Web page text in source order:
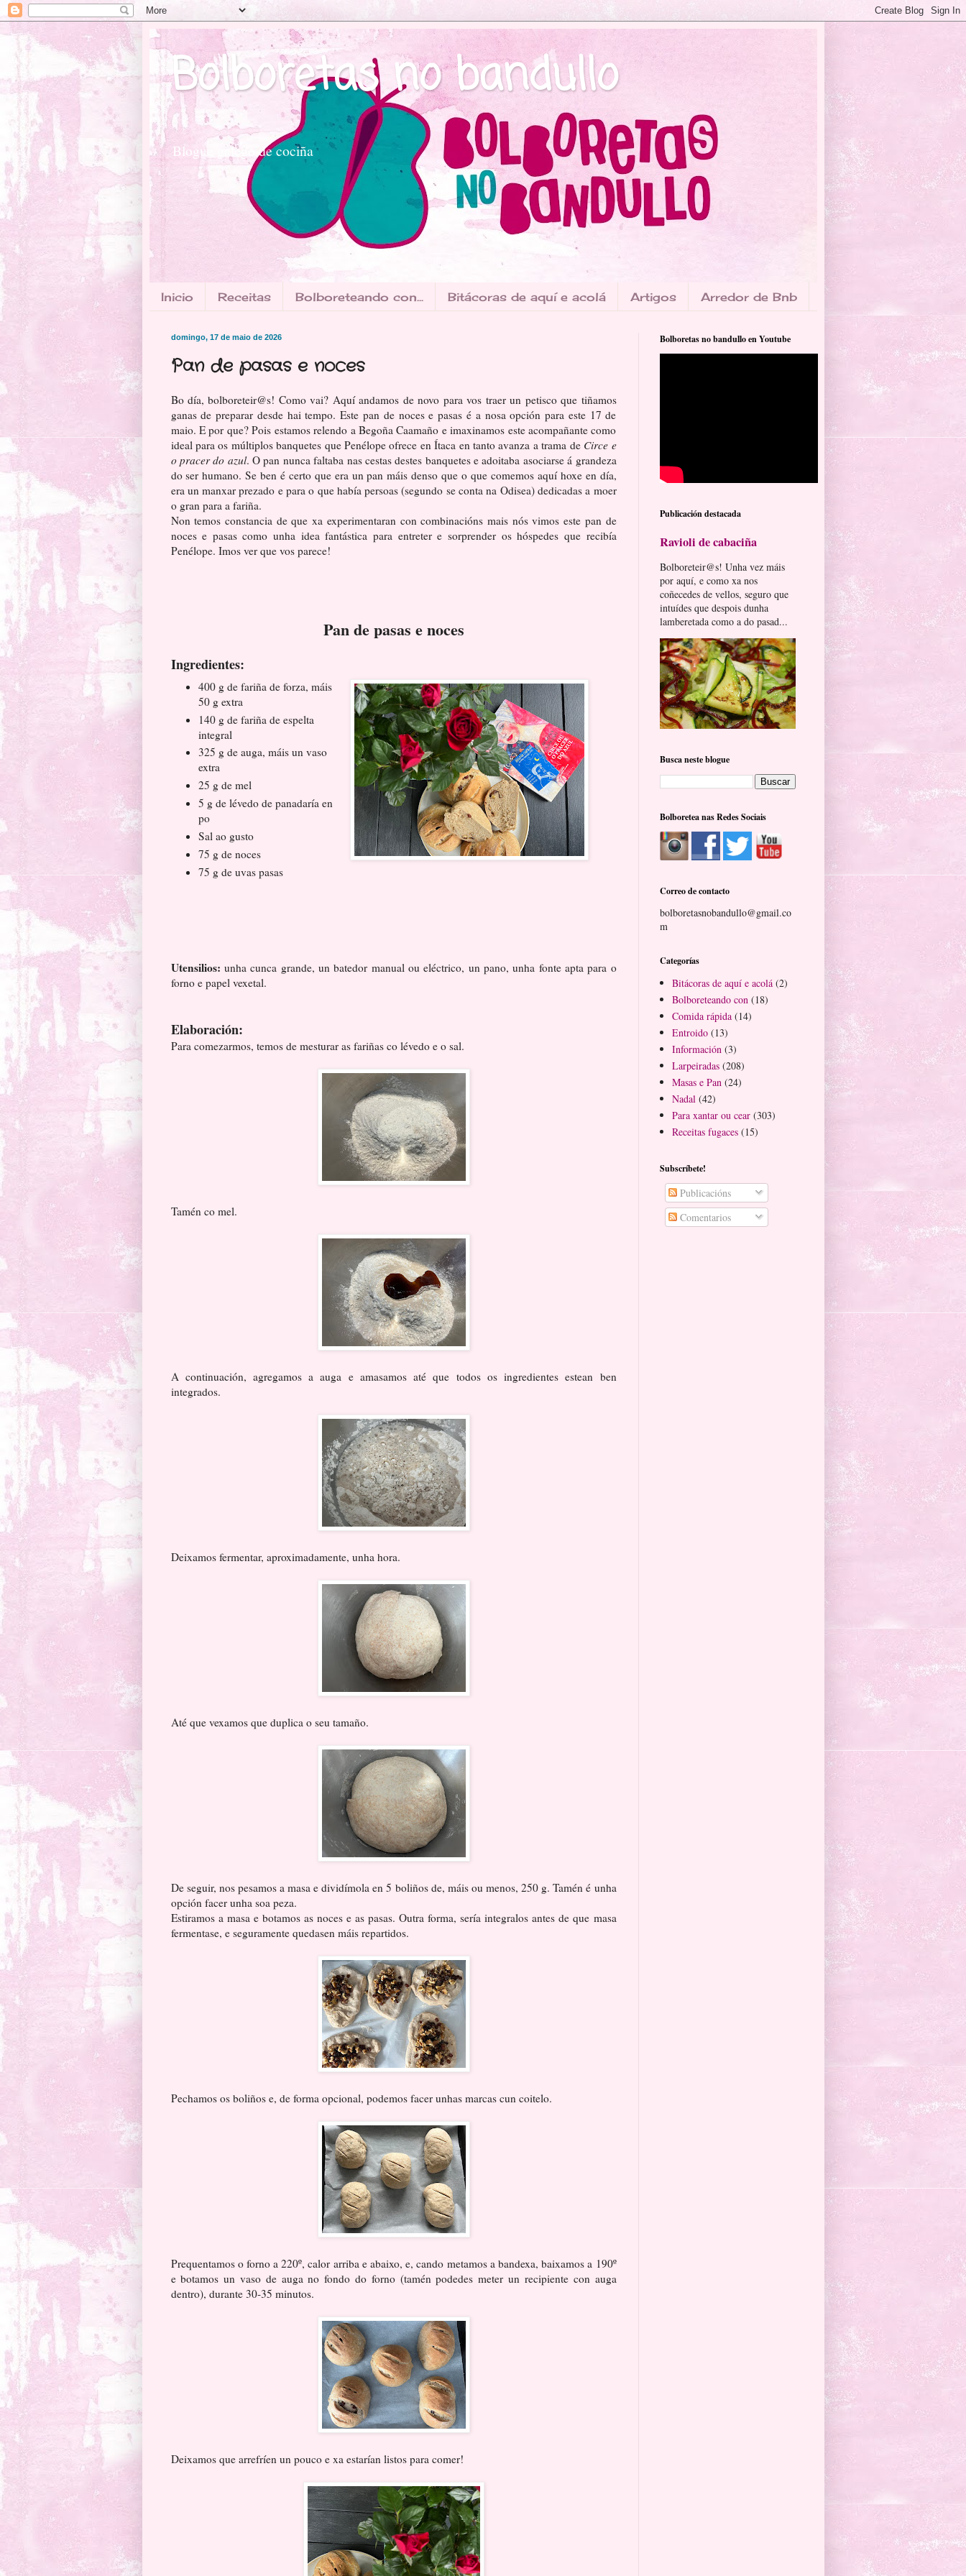
Bolboretas no bandullo
Blogue galego de cociña
Inicio Receitas Bolboreteando con... Bitácoras de aquí e acolá Artigos Arredor de Bnb
domingo, 17 de maio de 2026
Pan de pasas e noces
Bo día, bolboreteir@s! Como vai? Aquí andamos de novo para vos traer un petisco que tiñamos
ganas de preparar desde hai tempo. Este pan de noces e pasas é a nosa opción para este 17 de
maio. E por que? Pois estamos relendo a Begoña Caamaño e imaxinamos este acompañante como
ideal para os múltiplos banquetes que Penélope ofrece en Ítaca en tanto avanza a trama de Circe e
o pracer do azul. O pan nunca faltaba nas cestas destes banquetes e adoitaba asociarse á grandeza
do ser humano. Se ben é certo que era un pan máis denso que o que comemos aquí hoxe en día,
era un manxar prezado e para o que había persoas (segundo se conta na Odisea) dedicadas a moer
o gran para a fariña.
Non temos constancia de que xa experimentaran con combinacións mais nós vimos este pan de
noces e pasas como unha idea fantástica para entreter e sorprender os hóspedes que recibía
Penélope. Imos ver que vos parece!
Pan de pasas e noces
Ingredientes:
400 g de fariña de forza, máis
50 g extra
140 g de fariña de espelta
integral
325 g de auga, máis un vaso
extra
25 g de mel
5 g de lévedo de panadaría en
po
Sal ao gusto
75 g de noces
75 g de uvas pasas
Utensilios: unha cunca grande, un batedor manual ou eléctrico, un pano, unha fonte apta para o
forno e papel vexetal.
Elaboración:
Para comezarmos, temos de mesturar as fariñas co lévedo e o sal.
Tamén co mel.
A continuación, agregamos a auga e amasamos até que todos os ingredientes estean ben
integrados.
Deixamos fermentar, aproximadamente, unha hora.
Até que vexamos que duplica o seu tamaño.
De seguir, nos pesamos a masa e dividímola en 5 boliños de, máis ou menos, 250 g. Tamén é unha
opción facer unha soa peza.
Estiramos a masa e botamos as noces e as pasas. Outra forma, sería integralos antes de que masa
fermentase, e seguramente quedasen máis repartidos.
Pechamos os boliños e, de forma opcional, podemos facer unhas marcas cun coitelo.
Prequentamos o forno a 220º, calor arriba e abaixo, e, cando metamos a bandexa, baixamos a 190º
e botamos un vaso de auga no fondo do forno (tamén podedes meter un recipiente con auga
dentro), durante 30-35 minutos.
Deixamos que arrefríen un pouco e xa estarían listos para comer!
Bolboretas no bandullo en Youtube
Publicación destacada
Ravioli de cabaciña
Bolboreteir@s! Unha vez máis
por aquí, e como xa nos
coñecedes de vellos, seguro que
intuídes que despois dunha
lamberetada como a do pasad...
Busca neste blogue
Bolboretea nas Redes Sociais
Correo de contacto
bolboretasnobandullo@gmail.co
m
Categorías
Bitácoras de aquí e acolá (2)
Bolboreteando con (18)
Comida rápida (14)
Entroido (13)
Información (3)
Larpeiradas (208)
Masas e Pan (24)
Nadal (42)
Para xantar ou cear (303)
Receitas fugaces (15)
Subscríbete!
Publicacións
Comentarios